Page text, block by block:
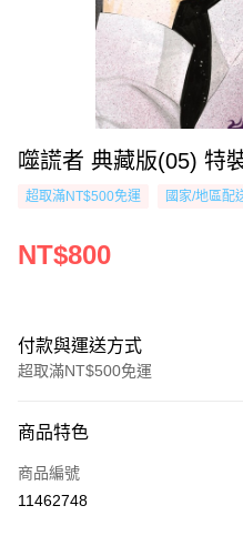
噬謊者 典藏版(05) 特
超取滿NT$500免運 國家/地區配
NT$800
付款與運送方式
超取滿NT$500免運
信用卡一次付款
超商取貨付款
商品特色
商品編號
11462748